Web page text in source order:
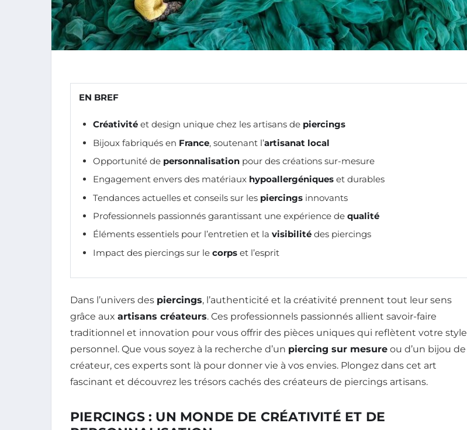
EN BREF
Créativité et design unique chez les artisans de piercings
Bijoux fabriqués en France, soutenant l’artisanat local
Opportunité de personnalisation pour des créations sur-mesure
Engagement envers des matériaux hypoallergéniques et durables
Tendances actuelles et conseils sur les piercings innovants
Professionnels passionnés garantissant une expérience de qualité
Éléments essentiels pour l’entretien et la visibilité des piercings
Impact des piercings sur le corps et l’esprit
Dans l’univers des piercings, l’authenticité et la créativité prennent tout leur sens
grâce aux artisans créateurs. Ces professionnels passionnés allient savoir-faire
traditionnel et innovation pour vous offrir des pièces uniques qui reflètent votre style
personnel. Que vous soyez à la recherche d’un piercing sur mesure ou d’un bijou de
créateur, ces experts sont là pour donner vie à vos envies. Plongez dans cet art
fascinant et découvrez les trésors cachés des créateurs de piercings artisans.
PIERCINGS : UN MONDE DE CRÉATIVITÉ ET DE